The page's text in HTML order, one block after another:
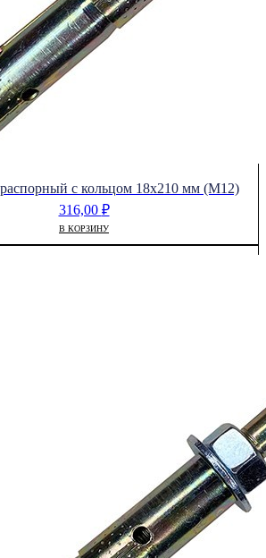
с кольцом 18х210 мм (М12)
316,00 ₽
В КОРЗИНУ